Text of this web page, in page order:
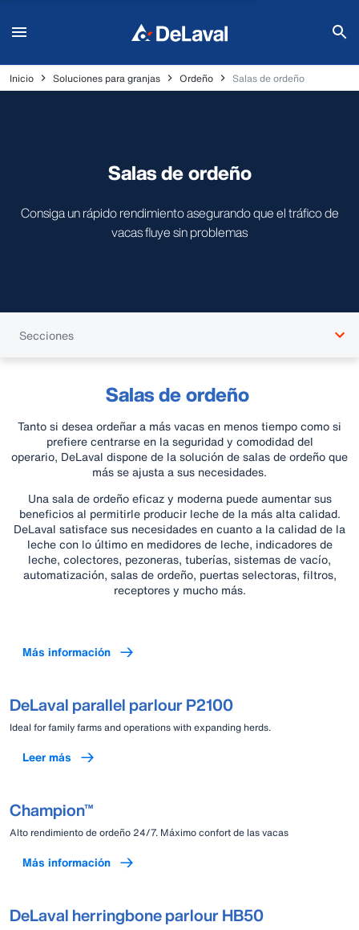
Inicio Soluciones para granjas Ordeño Salas de ordeño
Salas de ordeño
Consiga un rápido rendimiento asegurando que el tráfico de
vacas fluye sin problemas
Secciones
Salas de ordeño
Tanto si desea ordeñar a más vacas en menos tiempo como si
prefiere centrarse en la seguridad y comodidad del
operario, DeLaval dispone de la solución de salas de ordeño que
más se ajusta a sus necesidades.
Una sala de ordeño eficaz y moderna puede aumentar sus
beneficios al permitirle producir leche de la más alta calidad.
DeLaval satisface sus necesidades en cuanto a la calidad de la
leche con lo último en medidores de leche, indicadores de
leche, colectores, pezoneras, tuberías, sistemas de vacío,
automatización, salas de ordeño, puertas selectoras, filtros,
receptores y mucho más.
Más información
DeLaval parallel parlour P2100
Ideal for family farms and operations with expanding herds.
Leer más
Champion™
Alto rendimiento de ordeño 24/7. Máximo confort de las vacas
Más información
DeLaval herringbone parlour HB50